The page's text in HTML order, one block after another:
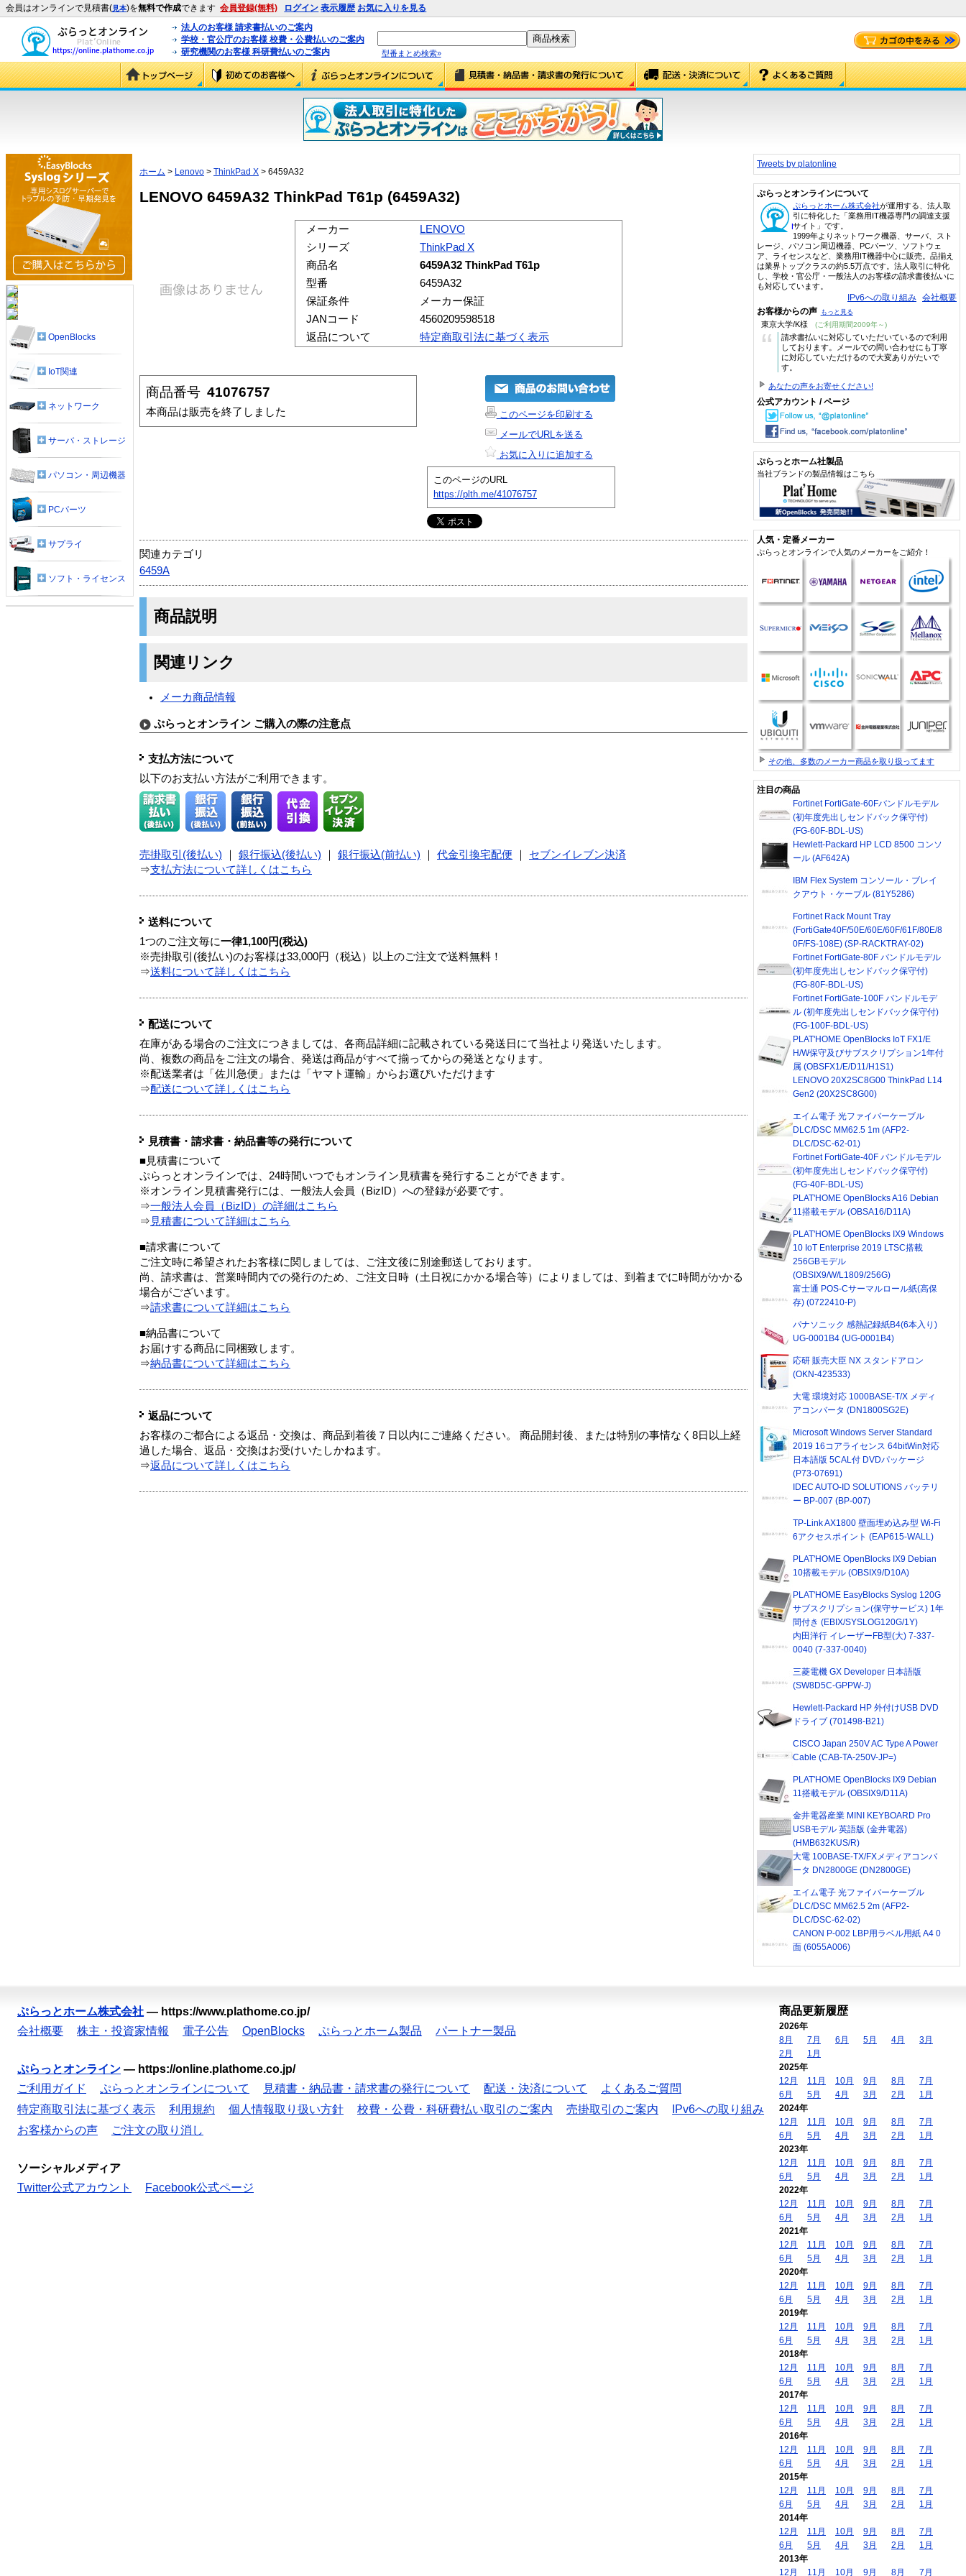
会員はオンラインで見積書(見本)を無料で作成できます 会員登録(無料) ログイン 表示履歴 お気に入りを見る
法人のお客様 請求書払いのご案内
学校・官公庁のお客様 校費・公費払いのご案内
研究機関のお客様 科研費払いのご案内
型番まとめ検索»
ホーム > Lenovo > ThinkPad X > 6459A32
LENOVO 6459A32 ThinkPad T61p (6459A32)
メーカー
LENOVO
シリーズ
ThinkPad X
商品名
6459A32 ThinkPad T61p
型番
6459A32
保証条件
メーカー保証
JANコード
4560209598518
返品について
特定商取引法に基づく表示
商品番号 41076757
本商品は販売を終了しました
このページを印刷する
メールでURLを送る
お気に入りに追加する
このページのURL
https://plth.me/41076757
関連カテゴリ
6459A
商品説明
関連リンク
メーカ商品情報
ぷらっとオンライン ご購入の際の注意点
支払方法について
以下のお支払い方法がご利用できます。
売掛取引(後払い) 銀行振込(後払い) 銀行振込(前払い) 代金引換宅配便
セブンイレブン決済
⇒支払方法について詳しくはこちら
送料について
1つのご注文毎に一律1,100円(税込)
※売掛取引(後払い)のお客様は33,000円（税込）以上のご注文で送料無料！
⇒送料について詳しくはこちら
配送について
在庫がある場合のご注文につきましては、各商品詳細に記載されている発送日にて当社より発送いたします。
尚、複数の商品をご注文の場合、発送は商品がすべて揃ってからの発送となります。
※配送業者は「佐川急便」または「ヤマト運輸」からお選びいただけます
⇒配送について詳しくはこちら
見積書・請求書・納品書等の発行について
■見積書について
ぷらっとオンラインでは、24時間いつでもオンライン見積書を発行することができます。
※オンライン見積書発行には、一般法人会員（BizID）への登録が必要です。
⇒一般法人会員（BizID）の詳細はこちら
⇒ 見積書について詳細はこちら
■請求書について
ご注文時に希望されたお客様に関しましては、ご注文後に別途郵送しております。
尚、請求書は、営業時間内での発行のため、ご注文日時（土日祝にかかる場合等）によりましては、到着までに時間がかかる
場合がございます。
⇒請求書について詳細はこちら
■納品書について
お届けする商品に同梱致します。
⇒納品書について詳細はこちら
返品について
お客様のご都合による返品・交換は、商品到着後７日以内にご連絡ください。 商品開封後、または特別の事情なく8日以上経
過した場合、返品・交換はお受けいたしかねます。
⇒返品について詳しくはこちら
OpenBlocks
IoT関連
ネットワーク
サーバ・ストレージ
パソコン・周辺機器
PCパーツ
サプライ
ソフト・ライセンス
Tweets by platonline
ぷらっとオンラインについて
ぷらっとホーム株式会社が運用する、法人取
引に特化した「業務用IT機器専門の調達支援
サイト」です。
1999年よりネットワーク機器、サーバ、スト
レージ、パソコン周辺機器、PCパーツ、ソフトウェ
ア、ライセンスなど、業務用IT機器中心に販売。品揃え
は業界トップクラスの約5.5万点です。法人取引に特化
し、学校・官公庁・一般法人のお客様の請求書後払いに
も対応しています。
IPv6への取り組み 会社概要
お客様からの声 もっと見る
東京大学/K様 (ご利用期間2009年～)
“
請求書払いに対応していただいているので利用
しております。メールでの問い合わせにも丁寧
に対応していただけるので大変ありがたいで
す。
あなたの声をお寄せください!
公式アカウント / ページ
ぷらっとホーム社製品
当社ブランドの製品情報はこちら
人気・定番メーカー
ぷらっとオンラインで人気のメーカーをご紹介！
その他、多数のメーカー商品を取り扱ってます
注目の商品
Fortinet FortiGate-60Fバンドルモデル
(初年度先出しセンドバック保守付)
(FG-60F-BDL-US)
Hewlett-Packard HP LCD 8500 コンソ
ール (AF642A)
IBM Flex System コンソール・ブレイ
クアウト・ケーブル (81Y5286)
Fortinet Rack Mount Tray
(FortiGate40F/50E/60E/60F/61F/80E/8
0F/FS-108E) (SP-RACKTRAY-02)
Fortinet FortiGate-80F バンドルモデル
(初年度先出しセンドバック保守付)
(FG-80F-BDL-US)
Fortinet FortiGate-100F バンドルモデ
ル (初年度先出しセンドバック保守付)
(FG-100F-BDL-US)
PLAT'HOME OpenBlocks IoT FX1/E
H/W保守及びサブスクリプション1年付
属 (OBSFX1/E/D11/H1S1)
LENOVO 20X2SC8G00 ThinkPad L14
Gen2 (20X2SC8G00)
エイム電子 光ファイバーケーブル
DLC/DSC MM62.5 1m (AFP2-
DLC/DSC-62-01)
Fortinet FortiGate-40F バンドルモデル
(初年度先出しセンドバック保守付)
(FG-40F-BDL-US)
PLAT'HOME OpenBlocks A16 Debian
11搭載モデル (OBSA16/D11A)
PLAT'HOME OpenBlocks IX9 Windows
10 IoT Enterprise 2019 LTSC搭載
256GBモデル
(OBSIX9/W/L1809/256G)
富士通 POS-Cサーマルロール紙(高保
存) (0722410-P)
パナソニック 感熱記録紙B4(6本入り)
UG-0001B4 (UG-0001B4)
応研 販売大臣 NX スタンドアロン
(OKN-423533)
大電 環境対応 1000BASE-T/X メディ
アコンバータ (DN1800SG2E)
Microsoft Windows Server Standard
2019 16コアライセンス 64bitWin対応
日本語版 5CAL付 DVDパッケージ
(P73-07691)
IDEC AUTO-ID SOLUTIONS バッテリ
ー BP-007 (BP-007)
TP-Link AX1800 壁面埋め込み型 Wi-Fi
6アクセスポイント (EAP615-WALL)
PLAT'HOME OpenBlocks IX9 Debian
10搭載モデル (OBSIX9/D10A)
PLAT'HOME EasyBlocks Syslog 120G
サブスクリプション(保守サービス) 1年
間付き (EBIX/SYSLOG120G/1Y)
内田洋行 イレーザーFB型(大) 7-337-
0040 (7-337-0040)
三菱電機 GX Developer 日本語版
(SW8D5C-GPPW-J)
Hewlett-Packard HP 外付けUSB DVD
ドライブ (701498-B21)
CISCO Japan 250V AC Type A Power
Cable (CAB-TA-250V-JP=)
PLAT'HOME OpenBlocks IX9 Debian
11搭載モデル (OBSIX9/D11A)
金井電器産業 MINI KEYBOARD Pro
USBモデル 英語版 (金井電器)
(HMB632KUS/R)
大電 100BASE-TX/FXメディアコンバ
ータ DN2800GE (DN2800GE)
エイム電子 光ファイバーケーブル
DLC/DSC MM62.5 2m (AFP2-
DLC/DSC-62-02)
CANON P-002 LBP用ラベル用紙 A4 0
面 (6055A006)
ぷらっとホーム株式会社 — https://www.plathome.co.jp/
会社概要
株主・投資家情報 電子公告 OpenBlocks ぷらっとホーム製品 パートナー製品
ぷらっとオンライン — https://online.plathome.co.jp/
ご利用ガイド
ぷらっとオンラインについて 見積書・納品書・請求書の発行について 配送・決済について
よくあるご質問
特定商取引法に基づく表示
利用規約 個人情報取り扱い方針 校費・公費・科研費払い取引のご案内 売掛取引のご案内
IPv6への取り組み
お客様からの声
ご注文の取り消し
ソーシャルメディア
Twitter公式アカウント
Facebook公式ページ
商品更新履歴
2026年
8月
7月 6月 5月 4月
3月
2月
1月
2025年
12月
11月 10月 9月 8月
7月
6月
5月 4月 3月 2月
1月
2024年
12月
11月 10月 9月 8月
7月
6月
5月 4月 3月 2月
1月
2023年
12月
11月 10月 9月 8月
7月
6月
5月 4月 3月 2月
1月
2022年
12月
11月 10月 9月 8月
7月
6月
5月 4月 3月 2月
1月
2021年
12月
11月 10月 9月 8月
7月
6月
5月 4月 3月 2月
1月
2020年
12月
11月 10月 9月 8月
7月
6月
5月 4月 3月 2月
1月
2019年
12月
11月 10月 9月 8月
7月
6月
5月 4月 3月 2月
1月
2018年
12月
11月 10月 9月 8月
7月
6月
5月 4月 3月 2月
1月
2017年
12月
11月 10月 9月 8月
7月
6月
5月 4月 3月 2月
1月
2016年
12月
11月 10月 9月 8月
7月
6月
5月 4月 3月 2月
1月
2015年
12月
11月 10月 9月 8月
7月
6月
5月 4月 3月 2月
1月
2014年
12月
11月 10月 9月 8月
7月
6月
5月 4月 3月 2月
1月
2013年
12月
11月 10月 9月 8月 7月